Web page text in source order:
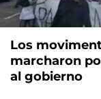
Los
marcharon
al gobierno